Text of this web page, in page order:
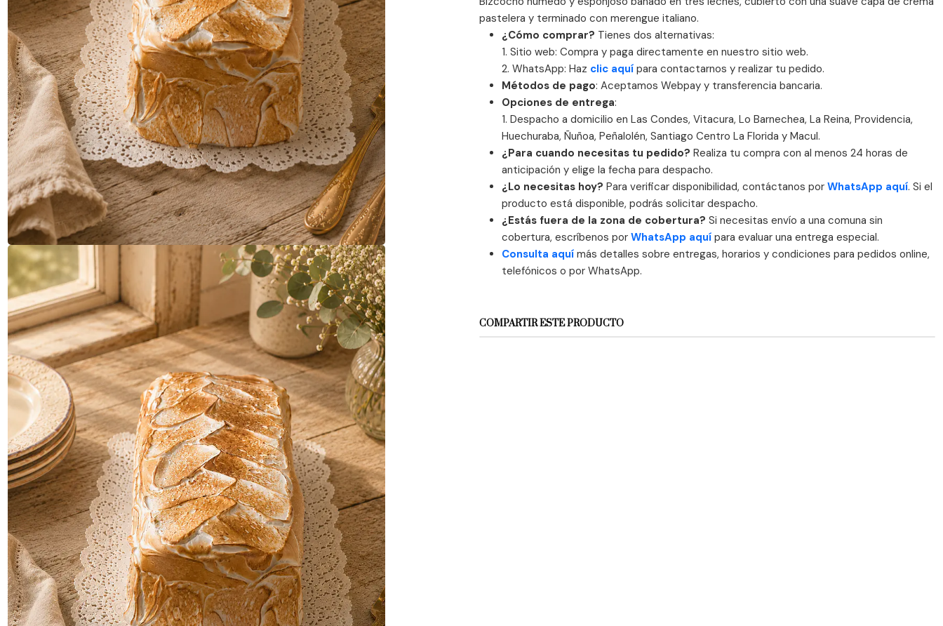
pastelera y terminado con merengue italiano.
¿Cómo comprar? Tienes dos alternativas:
1. Sitio web: Compra y paga directamente en nuestro sitio web.
2. WhatsApp: Haz clic aquí para contactarnos y realizar tu pedido.
Métodos de pago: Aceptamos Webpay y transferencia bancaria.
Opciones de entrega:
1. Despacho a domicilio en Las Condes, Vitacura, Lo Barnechea, La Reina, Providencia,
Huechuraba, Ñuñoa, Peñalolén, Santiago Centro La Florida y Macul.
¿Para cuando necesitas tu pedido? Realiza tu compra con al menos 24 horas de
anticipación y elige la fecha para despacho.
¿Lo necesitas hoy? Para verificar disponibilidad, contáctanos porWhatsApp aquí. Si el
producto está disponible, podrás solicitar despacho.
¿Estás fuera de la zona de cobertura? Si necesitas envío a una comuna sin
cobertura, escríbenos porWhatsApp aquí para evaluar una entrega especial.
Consulta aquí más detalles sobre entregas, horarios y condiciones para pedidos online,
telefónicos o por WhatsApp.
COMPARTIR ESTE PRODUCTO